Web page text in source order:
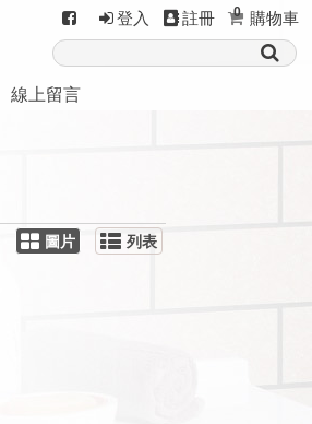
登入 註冊 0 購物車
線上留言
圖片 列表